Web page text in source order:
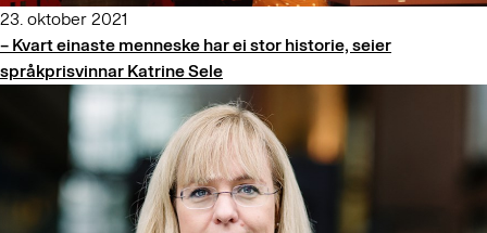
23. oktober 2021
– Kvart einaste menneske har ei stor historie, seier
språkprisvinnar Katrine Sele